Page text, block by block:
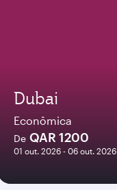
Dubai
Econômica
De QAR 1200
01 out. 2026 - 06 out. 2026